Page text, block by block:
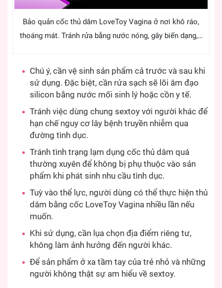
Bảo quản cốc thủ dâm LoveToy Vagina ở nơi khô ráo,
thoáng mát. Tránh rửa bằng nước nóng, gây biến dạng,…
Chú ý, cần vệ sinh sản phẩm cả trước và sau khi
sử dụng. Đặc biệt, cần rửa sạch sẽ lõi âm đạo
silicon bằng nước mối sinh lý hoặc cồn y tế.
Tránh việc dùng chung sextoy với người khác để
hạn chế nguy cơ lây bệnh truyền nhiễm qua
đường tình dục.
Tránh tình trạng lạm dụng cốc thủ dâm quá
thường xuyên để không bị phụ thuộc vào sản
phẩm khi phát sinh nhu cầu tình dục.
Tuỳ vào thể lực, người dùng có thể thực hiện thủ
dâm bằng cốc LoveToy Vagina nhiều lần nếu
muốn.
Khi sử dụng, cần lụa chọn địa điểm riêng tư,
không làm ảnh hưởng đến người khác.
Để sản phẩm ở xa tầm tay của trẻ nhỏ và những
người không thật sự am hiểu về sextoy.